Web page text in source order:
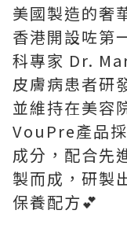
美國製造的奢
香港開設咗第
科專家 Dr.
皮膚病患者研
並維持在美容
VouPre產品
成分，配合先
製而成，研製
保養配方💕